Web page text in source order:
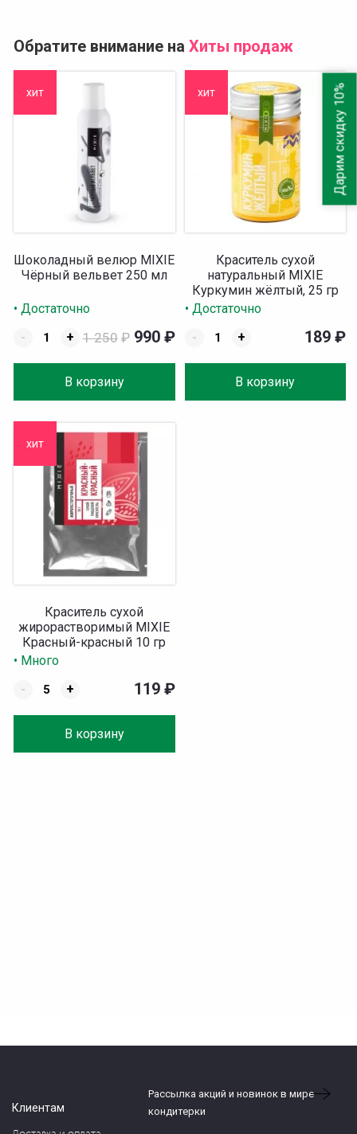
Обратите внимание на Хиты продаж
хит
Шоколадный велюр MIXIE
Чёрный вельвет 250 мл
• Достаточно
-
+
В корзину
1 250 ₽ 990 ₽
хит
Краситель сухой
натуральный MIXIE
Куркумин жёлтый, 25 гр
• Достаточно
-
+
В корзину
189 ₽
хит
Краситель сухой
жирорастворимый MIXIE
Красный-красный 10 гр
• Много
-
+
В корзину
119 ₽
Клиентам
Рассылка акций и новинок в мире
кондитерки
Дарим скидку 10%